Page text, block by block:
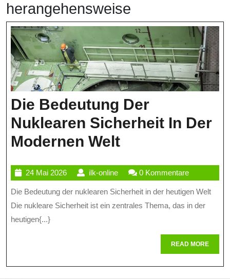
herangehensweise
Die Bedeutung Der
Nuklearen Sicherheit In Der
Modernen WeltDie
Der
Nuklearen
Sicherheit
Modernen
24 Mai 202624
Mai
2026
ilk-onlineilk-
online
0 Kommentare
Die Bedeutung der nuklearen Sicherheit in der heutigen Welt
Die nukleare Sicherheit ist ein zentrales Thema, das in der
heutigen{...}
READ MOREREAD
MORE